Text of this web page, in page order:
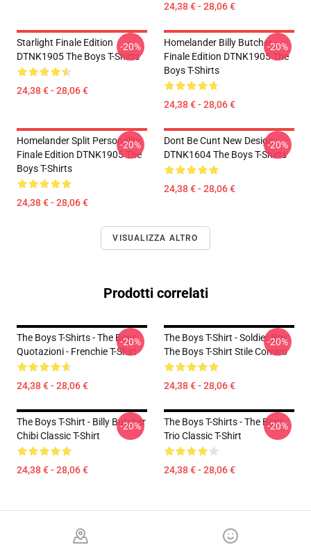
24,38 € - 28,06 €
Starlight Finale Edition
DTNK1905 The Boys T-Shirts
24,38 € - 28,06 €
-20%
Homelander Billy Butcher
Finale Edition DTNK1905 The
Boys T-Shirts
24,38 € - 28,06 €
-20%
Homelander Split Personality
Finale Edition DTNK1905 The
Boys T-Shirts
24,38 € - 28,06 €
-20%
Dont Be Cunt New Design
DTNK1604 The Boys T-Shirts
24,38 € - 28,06 €
-20%
VISUALIZZA ALTRO
Prodotti correlati
The Boys T-Shirts - The Boys
Quotazioni - Frenchie T-Shirt
24,38 € - 28,06 €
-20%
The Boys T-Shirt - Soldier Boy
The Boys T-Shirt Stile Comico
24,38 € - 28,06 €
-20%
The Boys T-Shirt - Billy Butcher
Chibi Classic T-Shirt
24,38 € - 28,06 €
-20%
The Boys T-Shirts - The Boys
Trio Classic T-Shirt
24,38 € - 28,06 €
-20%